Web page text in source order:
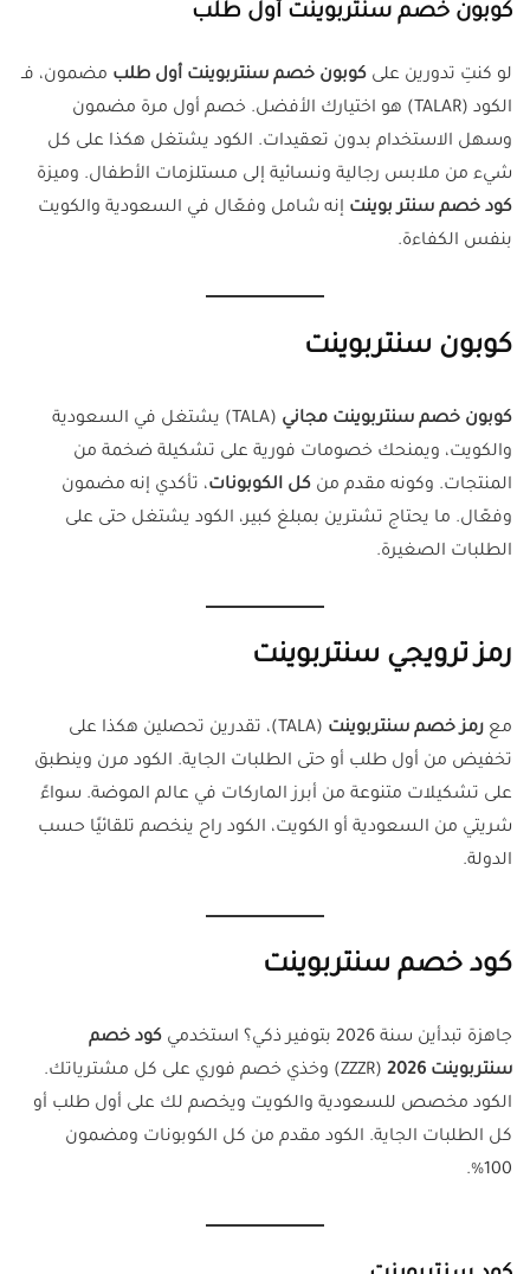
كوبون خصم سنتربوينت أول طلب
لو كنتِ تدورين على كوبون خصم سنتربوينت أول طلب مضمون، فـ
الكود (TALAR) هو اختيارك الأفضل. خصم أول مرة مضمون
وسهل الاستخدام بدون تعقيدات. الكود يشتغل هكذا على كل
شيء من ملابس رجالية ونسائية إلى مستلزمات الأطفال. وميزة
كود خصم سنتر بوينت إنه شامل وفعّال في السعودية والكويت
بنفس الكفاءة.
كوبون سنتربوينت
كوبون خصم سنتربوينت مجاني
(TALA) يشتغل في السعودية
والكويت، ويمنحك خصومات فورية على تشكيلة ضخمة من
المنتجات. وكونه مقدم من كل الكوبونات، تأكدي إنه مضمون
وفعّال. ما يحتاج تشترين بمبلغ كبير، الكود يشتغل حتى على
الطلبات الصغيرة.
رمز ترويجي سنتربوينت
مع رمز خصم سنتربوينت
(TALA)، تقدرين تحصلين هكذا على
تخفيض من أول طلب أو حتى الطلبات الجاية. الكود مرن وينطبق
على تشكيلات متنوعة من أبرز الماركات في عالم الموضة. سواءً
شريتي من السعودية أو الكويت، الكود راح ينخصم تلقائيًا حسب
الدولة.
كود خصم سنتربوينت
جاهزة تبدأين سنة 2026 بتوفير ذكي؟ استخدمي
كود خصم
سنتربوينت 2026
(ZZZR) وخذي خصم فوري على كل مشترياتك.
الكود مخصص للسعودية والكويت ويخصم لك على أول طلب أو
كل الطلبات الجاية. الكود مقدم من كل الكوبونات ومضمون
100%.